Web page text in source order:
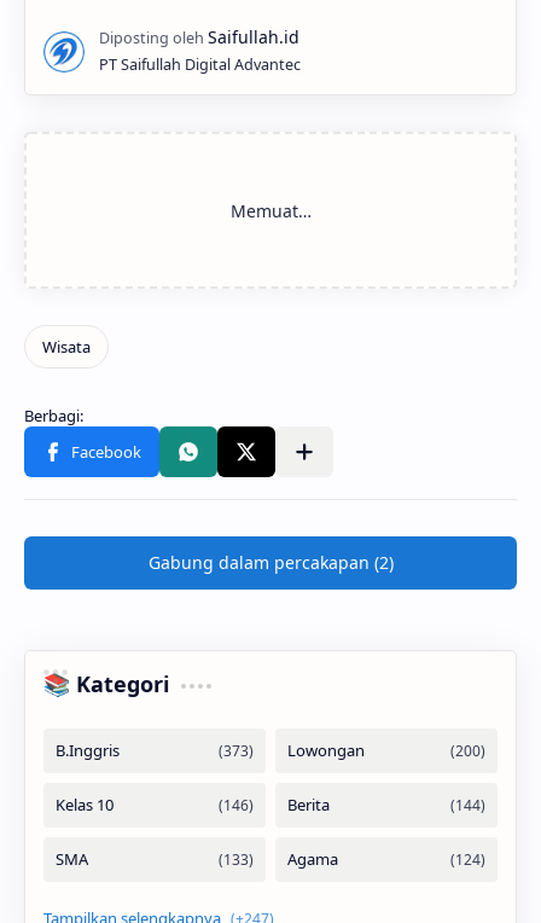
PT Saifullah Digital Advantec
Gabung dalam percakapan (2)
📚 Kategori